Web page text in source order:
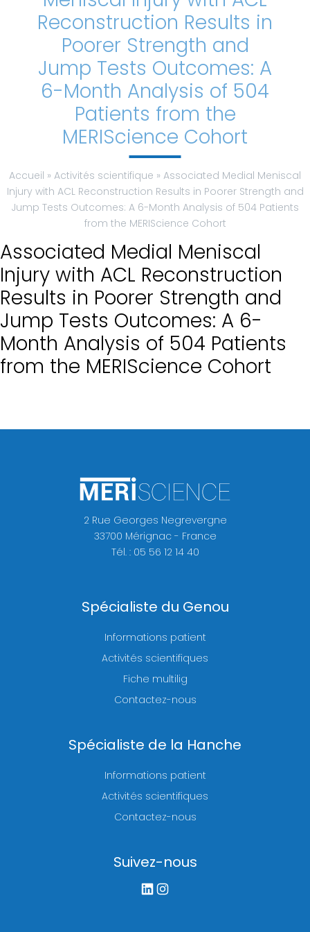
Reconstruction Results in
Poorer Strength and
Jump Tests Outcomes: A
6-Month Analysis of 504
Patients from the
MERIScience Cohort
Accueil » Activités scientifique » Associated Medial Meniscal
Injury with ACL Reconstruction Results in Poorer Strength and
Jump Tests Outcomes: A 6-Month Analysis of 504 Patients
from the MERIScience Cohort
Associated Medial Meniscal
Injury with ACL Reconstruction
Results in Poorer Strength and
Jump Tests Outcomes: A 6-
Month Analysis of 504 Patients
from the MERIScience Cohort
2 Rue Georges Negrevergne
33700 Mérignac - France
Tél. : 05 56 12 14 40
Spécialiste du Genou
Informations patient
Activités scientifiques
Fiche multilig
Contactez-nous
Spécialiste de la Hanche
Informations patient
Activités scientifiques
Contactez-nous
Suivez-nous
LinkedInInstagram
Classification
Prévention
Contactez-
Menu
général
Equipe
Mais c’est
quoi
Fellowship